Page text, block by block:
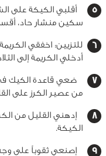
أقلبي الكيكة على
سكين منشار حاد،
أدخلي الكريمة إلى
ضعي قاعدة الكيك
من عصير الكرز على
إدهني القليل من
الكيكة.
إصنعي ثقوباً على